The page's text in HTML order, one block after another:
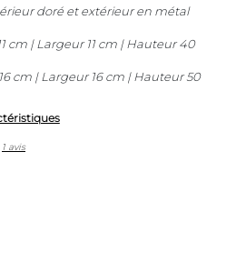
doré et extérieur en métal
cm | Largeur 11 cm | Hauteur 40
cm | Largeur 16 cm | Hauteur 50
1 avis